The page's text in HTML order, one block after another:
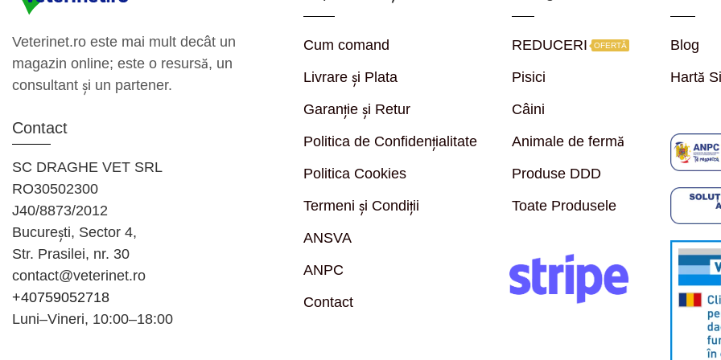
Veterinet.ro este mai mult decât un
magazin online; este o resursă, un
consultant și un partener.
Contact
SC DRAGHE VET SRL
RO30502300
J40/8873/2012
București, Sector 4,
Str. Prasilei, nr. 30
contact@veterinet.ro
+40759052718
Luni–Vineri, 10:00–18:00
Cum comand
Livrare și Plata
Garanție și Retur
Politica de Confidențialitate
Politica Cookies
Termeni și Condiții
ANSVA
ANPC
Contact
REDUCERI OFERTĂ
Pisici
Câini
Animale de fermă
Produse DDD
Toate Produsele
Blog
Hartă